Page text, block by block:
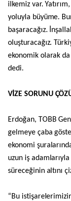
ilkemiz var.
yoluyla büyüme.
başaracağız.
oluşturacağız.
ekonomik olarak
dedi.
VİZE SORUNU
Erdoğan, TOBB
gelmeye çaba
ekonomi
uzun iş
süreceğinin altını
“Bu